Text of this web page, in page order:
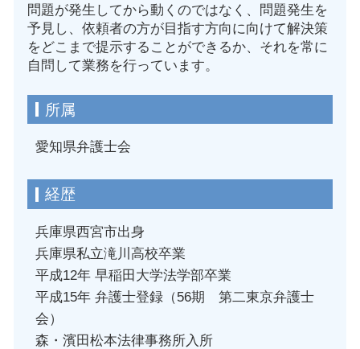
問題が発生してから動くのではなく、問題発生を
予見し、依頼者の方が目指す方向に向けて解決策
をどこまで提示することができるか、それを常に
自問して業務を行っています。
所属
愛知県弁護士会
経歴
兵庫県西宮市出身
兵庫県私立滝川高校卒業
平成12年 早稲田大学法学部卒業
平成15年 弁護士登録（56期 第二東京弁護士
会）
森・濱田松本法律事務所入所